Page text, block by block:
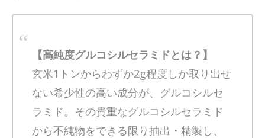
【高純度グルコシルセラミドとは？】
玄米1トンからわずか2g程度しか取り出せ
ない希少性の高い成分が、グルコシルセ
ラミド。その貴重なグルコシルセラミド
から不純物をできる限り抽出・精製し、